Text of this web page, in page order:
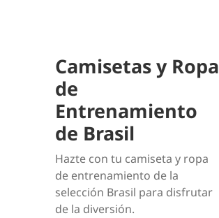
Camisetas y Ropa
de
Entrenamiento
de Brasil
Hazte con tu camiseta y ropa
de entrenamiento de la
selección Brasil para disfrutar
de la diversión.